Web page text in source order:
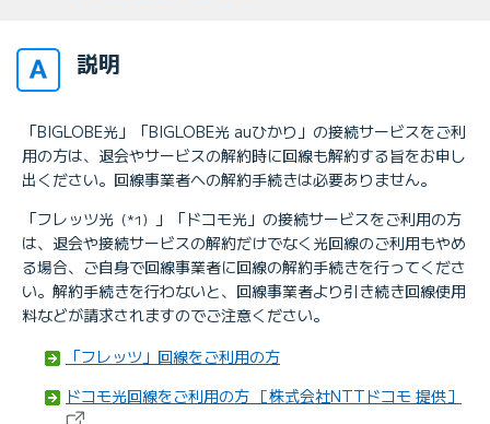
説明
「BIGLOBE光」「BIGLOBE光 auひかり」の接続サービスをご利
用の方は、退会やサービスの解約時に回線も解約する旨をお申し
出ください。回線事業者への解約手続きは必要ありません。
「フレッツ光 （*1）
」「ドコモ光」の接続サービスをご利用の方
は、退会や接続サービスの解約だけでなく光回線のご利用もやめ
る場合、ご自身で回線事業者に回線の解約手続きを行ってくださ
い。解約手続きを行わないと、回線事業者より引き続き回線使用
料などが請求されますのでご注意ください。
「フレッツ」回線をご利用の方
ドコモ光回線をご利用の方 ［株式会社NTTドコモ 提供］